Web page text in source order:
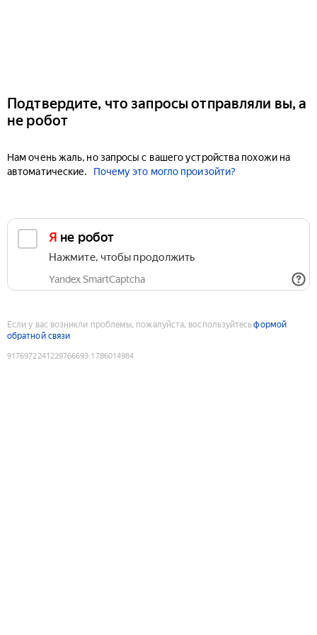
Подтвердите, что запросы отправляли вы, а
не робот
Нам очень жаль, но запросы с вашего устройства похожи на
автоматические.
Почему это могло произойти?
Я не робот
Нажмите, чтобы продолжить
Yandex SmartCaptcha
Если у вас возникли проблемы, пожалуйста, воспользуйтесьформой
обратной связи
9176972241229766693:1786014984